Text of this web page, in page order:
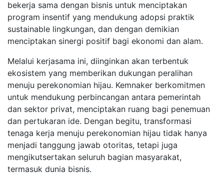
bekerja sama dengan bisnis untuk menciptakan
program insentif yang mendukung adopsi praktik
sustainable lingkungan, dan dengan demikian
menciptakan sinergi positif bagi ekonomi dan alam.
Melalui kerjasama ini, diinginkan akan terbentuk
ekosistem yang memberikan dukungan peralihan
menuju perekonomian hijau. Kemnaker berkomitmen
untuk mendukung perbincangan antara pemerintah
dan sektor privat, menciptakan ruang bagi penemuan
dan pertukaran ide. Dengan begitu, transformasi
tenaga kerja menuju perekonomian hijau tidak hanya
menjadi tanggung jawab otoritas, tetapi juga
mengikutsertakan seluruh bagian masyarakat,
termasuk dunia bisnis.